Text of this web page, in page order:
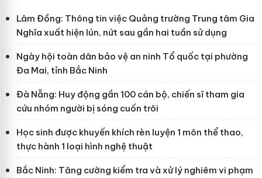
Lâm Đồng: Thông tin việc Quảng trường Trung tâm Gia
Nghĩa xuất hiện lún, nứt sau gần hai tuần sử dụng
Ngày hội toàn dân bảo vệ an ninh Tổ quốc tại phường
Đa Mai, tỉnh Bắc Ninh
Đà Nẵng: Huy động gần 100 cán bộ, chiến sĩ tham gia
cứu nhóm người bị sóng cuốn trôi
Học sinh được khuyến khích rèn luyện 1 môn thể thao,
thực hành 1 loại hình nghệ thuật
Bắc Ninh: Tăng cường kiểm tra và xử lý nghiêm vi phạm